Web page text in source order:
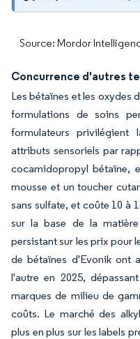
Source: Mordor
Concurrence d'autres
Les bétaïnes et les oxydes
formulations de soins
formulateurs
attributs sensoriels par
cocamidopropyl bétaïne,
mousse et un toucher
sans sulfate, et coûte 10 à
sur la base de la
persistant sur les prix pour
de bétaïnes d'Evonik ont
l'autre en 2025,
marques de milieu de
coûts. Le marché des
plus en plus sur les labels